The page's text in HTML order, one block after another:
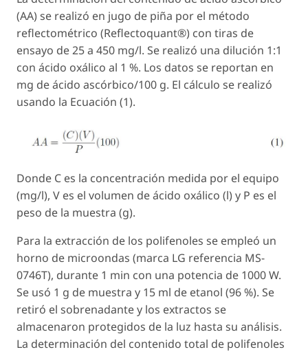
(AA) se realizó en jugo de piña por el método
reflectométrico (Reflectoquant®) con tiras de
ensayo de 25 a 450 mg/l. Se realizó una dilución 1:1
con ácido oxálico al 1 %. Los datos se reportan en
mg de ácido ascórbico/100 g. El cálculo se realizó
usando la Ecuación (1).
Donde C es la concentración medida por el equipo
(mg/l), V es el volumen de ácido oxálico (l) y P es el
peso de la muestra (g).
Para la extracción de los polifenoles se empleó un
horno de microondas (marca LG referencia MS-
0746T), durante 1 min con una potencia de 1000 W.
Se usó 1 g de muestra y 15 ml de etanol (96 %). Se
retiró el sobrenadante y los extractos se
almacenaron protegidos de la luz hasta su análisis.
La determinación del contenido total de polifenoles